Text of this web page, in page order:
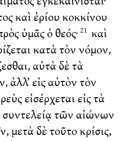
καὶ ἐρίου κοκκίνου
ὑμᾶς ὁ θεός· 21 καὶ
κατὰ τὸν νόμον,
αὐτὰ δὲ τὰ
ἀλλ’ εἰς αὐτὸν τὸν
εἰσέρχεται εἰς τὰ
συντελείᾳ τῶν αἰώνων
μετὰ δὲ τοῦτο κρίσις,